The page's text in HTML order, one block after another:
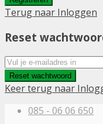
Terug naar Inloggen
Reset
Reset wachtwoord
Keer terug naar
085 - 06 06 650